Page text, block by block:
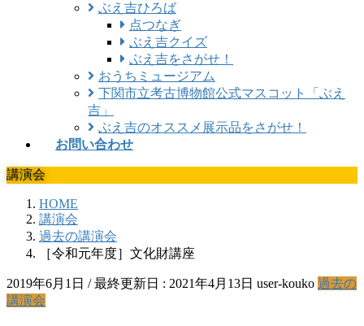
ぶえ吉ひろば
点つなぎ
ぶえ吉クイズ
ぶえ吉をさがせ！
おうちミュージアム
下関市立考古博物館公式マスコット「ぶえ
吉」
ぶえ吉のオススメ展示品をさがせ！
お問い合わせ
講演会
HOME
講演会
過去の講演会
［令和元年度］文化財講座
2019年6月1日 / 最終更新日 : 2021年4月13日 user-kouko 過去の
講演会